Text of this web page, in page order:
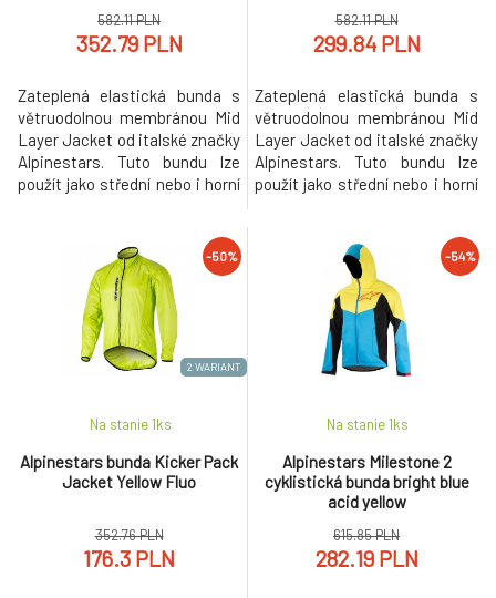
582.11 PLN
352.79 PLN
Zateplená elastická bunda s
větruodolnou membránou Mid
Layer Jacket od italské značky
Alpinestars. Tuto bundu lze
použít jako střední nebo i horní
vpředu a na rukávech. Na
zádech a bocích jsou panely z
prodyšného materiálu s
vnitřním chloupkem. Vzadu je
bunda Mid Layer Jacket mírně
582.11 PLN
299.84 PLN
Zateplená elastická bunda s
větruodolnou membránou Mid
Layer Jacket od italské značky
Alpinestars. Tuto bundu lze
použít jako střední nebo i horní
vpředu a na rukávech. Na
zádech a bocích jsou panely z
prodyšného materiálu s
vnitřním chloupkem. Vzadu je
bunda Mid Layer Jacket mírně
2 WARIANT
-50%
Alpinestars bunda Kicker Pack
Jacket Yellow Fluo
Na stanie 1ks
352.76 PLN
176.3 PLN
-54%
Alpinestars Milestone 2
cyklistická bunda bright blue
acid yellow
Na stanie 1ks
615.85 PLN
282.19 PLN